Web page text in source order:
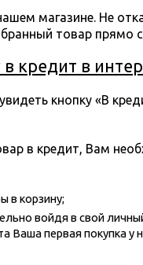
магазине. Не
товар прямо
кредит в
кнопку «В
в кредит, Вам
в корзину;
войдя в свой
Ваша первая покупка